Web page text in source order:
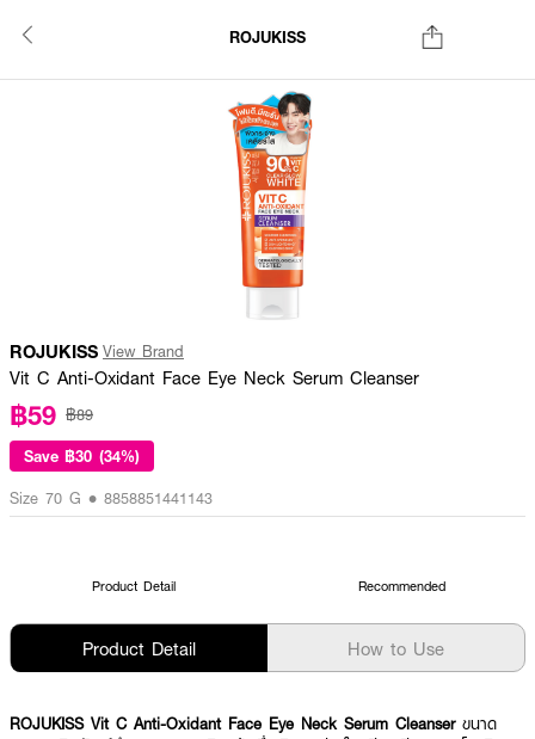
ROJUKISS
ROJUKISS View Brand
Vit C Anti-Oxidant Face Eye Neck Serum Cleanser
฿59 ฿89
Save ฿30 (34%)
Size 70 G • 8858851441143
Product Detail Recommended
Product Detail How to Use
ROJUKISS Vit C Anti-Oxidant Face Eye Neck Serum Cleanser ขนาด